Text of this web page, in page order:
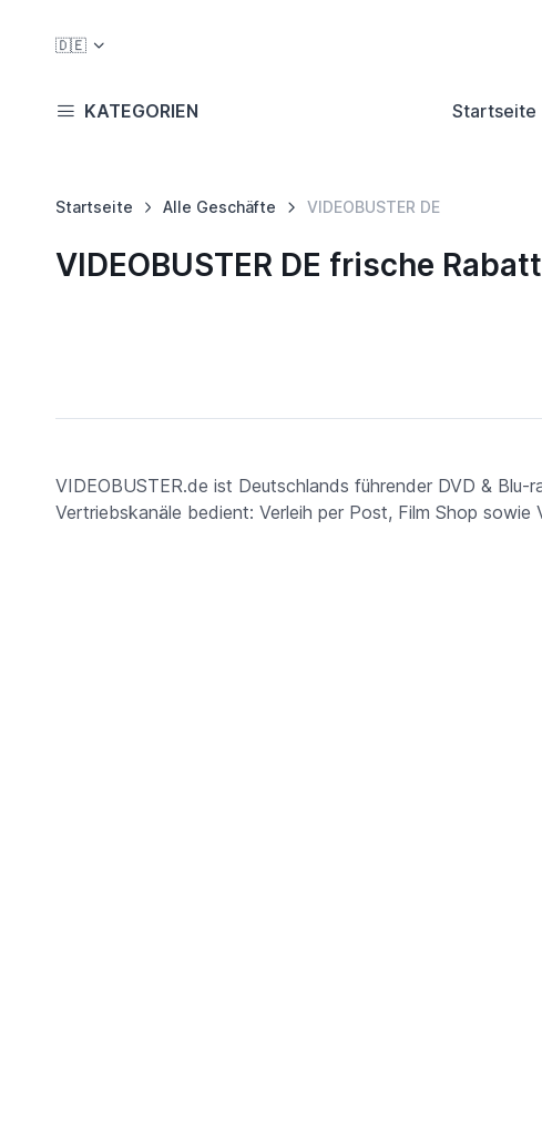
🇩🇪
KATEGORIEN Startseite
Startseite Alle Geschäfte VIDEOBUSTER DE
VIDEOBUSTER DE frische
VIDEOBUSTER.de ist Deutschlands führender DVD & Blu-
Vertriebskanäle bedient: Verleih per Post, Film Shop sowie